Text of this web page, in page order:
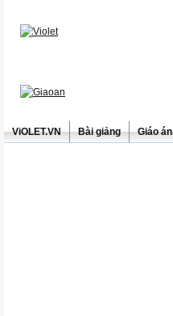
ViOLET.VN Bài giảng Giáo án